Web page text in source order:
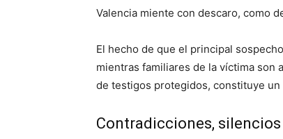
Valencia miente con descaro, como
El hecho de que el principal
mientras familiares de la víctima son
de testigos protegidos, constituye
Contradicciones,